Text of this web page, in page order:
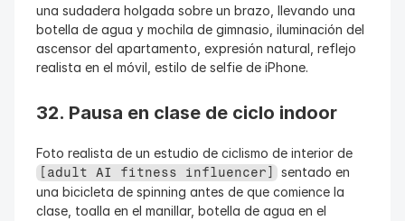
una sudadera holgada sobre un brazo, llevando una
botella de agua y mochila de gimnasio, iluminación del
ascensor del apartamento, expresión natural, reflejo
realista en el móvil, estilo de selfie de iPhone.
32. Pausa en clase de ciclo indoor
[adult AI fitness influencer] sentado en
una bicicleta de spinning antes de que comience la
clase, toalla en el manillar, botella de agua en el